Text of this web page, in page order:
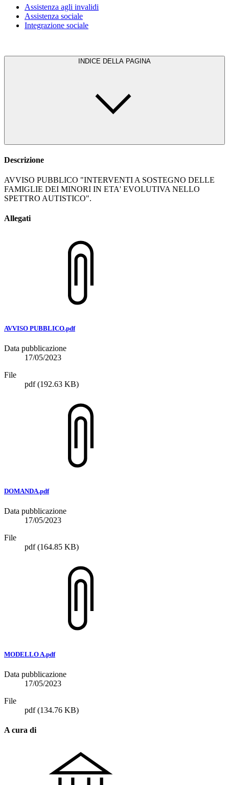
Assistenza agli invalidi
Assistenza sociale
Integrazione sociale
INDICE DELLA PAGINA
Descrizione
AVVISO PUBBLICO "INTERVENTI A SOSTEGNO DELLE
FAMIGLIE DEI MINORI IN ETA' EVOLUTIVA NELLO
SPETTRO AUTISTICO".
Allegati
AVVISO PUBBLICO.pdf
Data pubblicazione
17/05/2023
File
pdf(192.63 KB)
DOMANDA.pdf
Data pubblicazione
17/05/2023
File
pdf(164.85 KB)
MODELLO A.pdf
Data pubblicazione
17/05/2023
File
pdf(134.76 KB)
A cura di